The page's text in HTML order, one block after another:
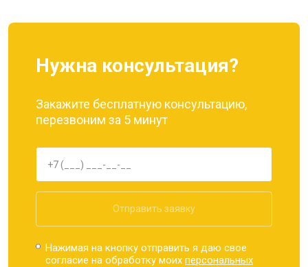
Нужна консультация?
Закажите бесплатную консультацию,
перезвоним за 5 минут
Отправить заявку
Нажимая на кнопку отправить я даю свое
согласие на обработку моихперсональных